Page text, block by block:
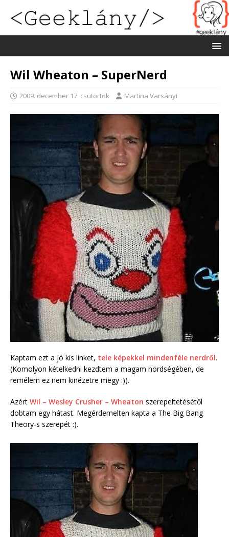
Wil Wheaton – SuperNerd
2009. december 17. csütörtök Martina Varsányi
Kaptam ezt a jó kis linket, tele képekkel mindenféle nerdről.
(Komolyon kételkedni kezdtem a magam nördségében, de
remélem ez nem kinézetre megy :)).
Azért Wil – Wesley Crusher – Wheaton szerepeltetésétől
dobtam egy hátast. Megérdemelten kapta a The Big Bang
Theory-s szerepét :).